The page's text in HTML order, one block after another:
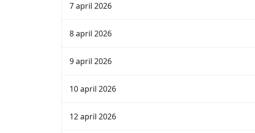
7 april 2026
8 april 2026
9 april 2026
10 april 2026
12 april 2026